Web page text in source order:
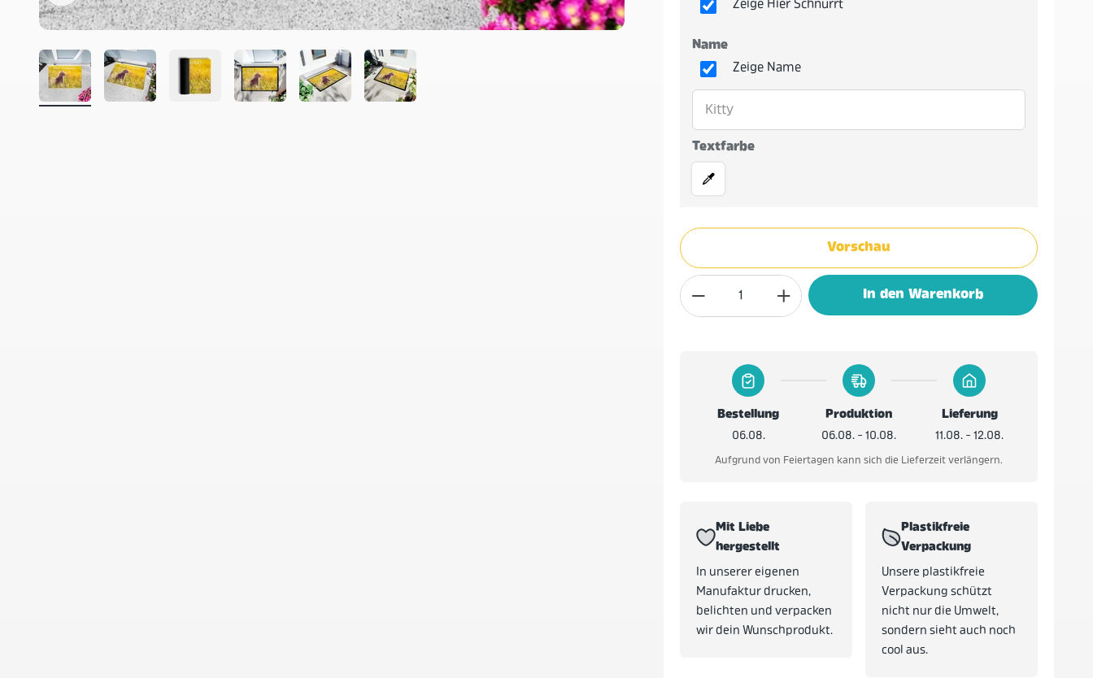
Zeige Hier Schnurrt
Name
Zeige Name
Textfarbe
Vorschau
Quantity
In den Warenkorb
Bestellung
06.08.
Produktion
06.08. - 10.08.
Lieferung
11.08. - 12.08.
Aufgrund von Feiertagen kann sich die Lieferzeit verlängern.
Mit Liebe
hergestellt
In unserer eigenen
Manufaktur drucken,
belichten und verpacken
wir dein Wunschprodukt.
Plastikfreie
Verpackung
Unsere plastikfreie
Verpackung schützt
nicht nur die Umwelt,
sondern sieht auch noch
cool aus.